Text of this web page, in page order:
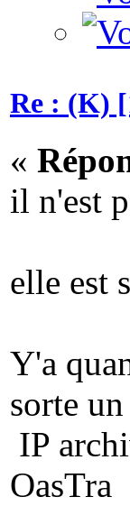
Re : (K)
«
il n'est
elle est
Y'a
sorte
IP
OasTra